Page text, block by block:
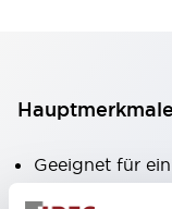
Hauptmerkmale
Geeignet für
von der